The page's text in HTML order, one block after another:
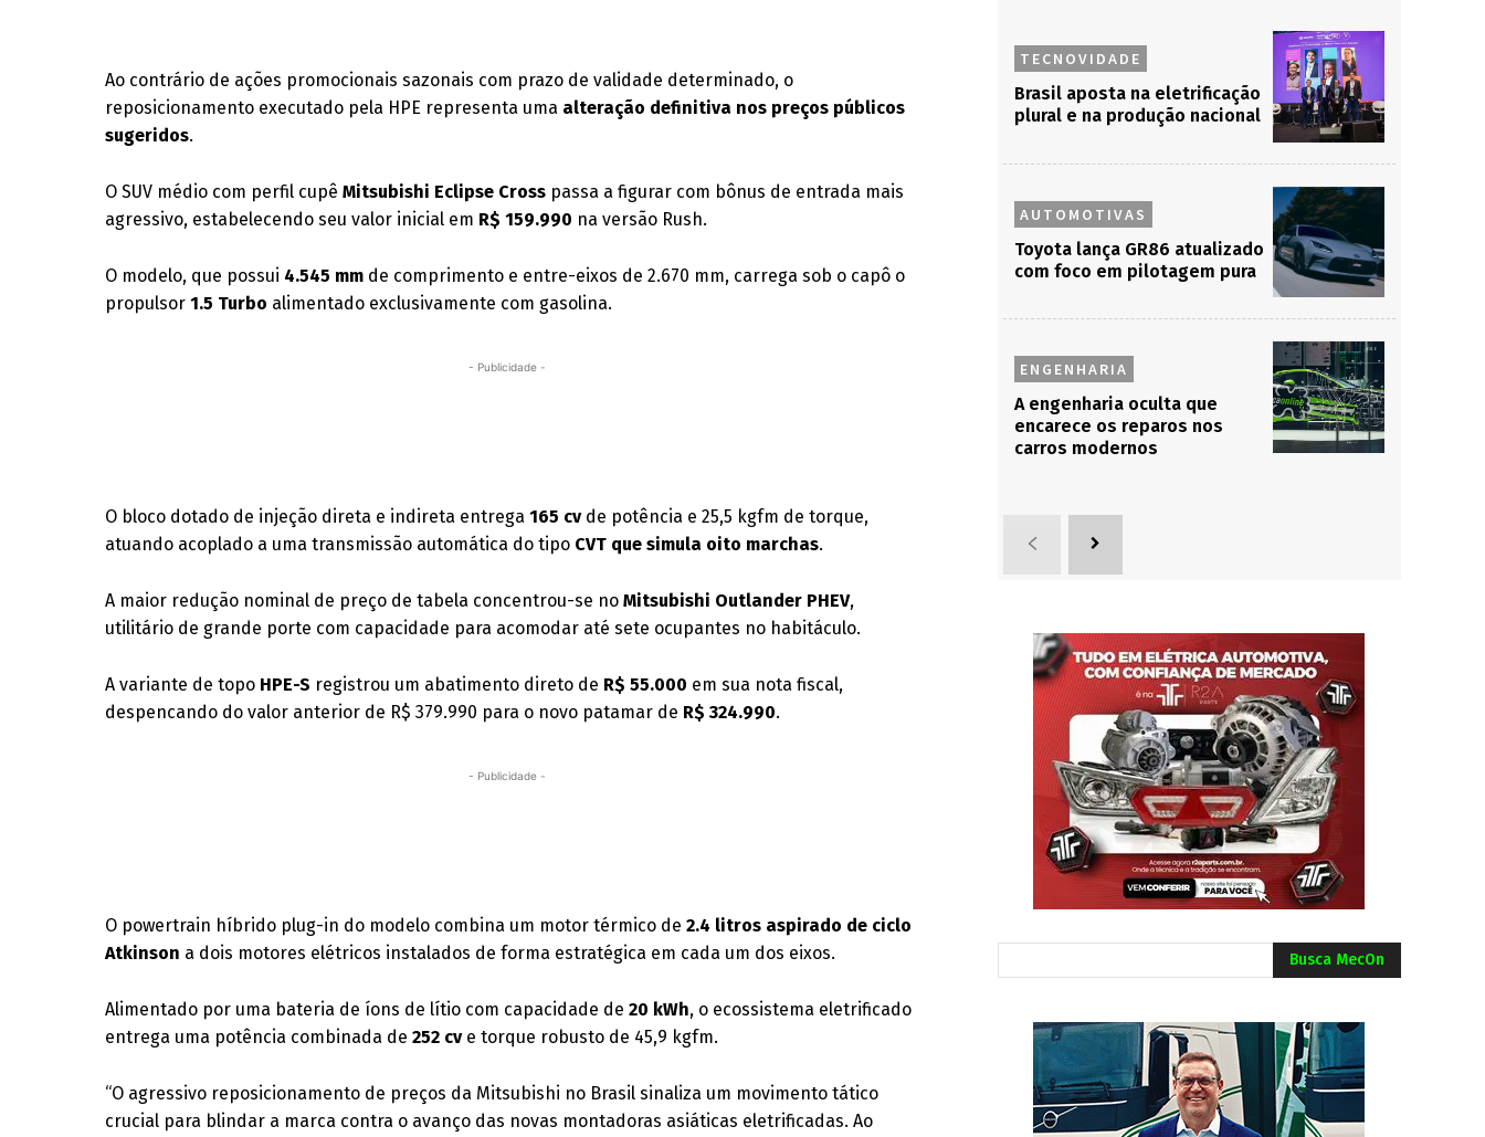
Ao contrário de ações promocionais sazonais com prazo de validade determinado, o
reposicionamento executado pela HPE representa uma alteração definitiva nos preços públicos
sugeridos.
O SUV médio com perfil cupêMitsubishi Eclipse Cross passa a figurar com bônus de entrada mais
agressivo, estabelecendo seu valor inicial em R$ 159.990 na versão Rush.
O modelo, que possui 4.545 mm de comprimento e entre-eixos de 2.670 mm, carrega sob o capô o
propulsor1.5 Turbo alimentado exclusivamente com gasolina.
- Publicidade -
O bloco dotado de injeção direta e indireta entrega165 cvde potência e 25,5 kgfm de torque,
atuando acoplado a uma transmissão automática do tipo CVT que simula oito marchas.
A maior redução nominal de preço de tabela concentrou-se noMitsubishi Outlander PHEV,
utilitário de grande porte com capacidade para acomodar até sete ocupantes no habitáculo.
A variante de topo HPE-S registrou um abatimento direto de R$ 55.000 em sua nota fiscal,
despencando do valor anterior de R$ 379.990 para o novo patamar de R$ 324.990.
- Publicidade -
O powertrain híbrido plug-in do modelo combina um motor térmico de2.4 litros aspirado de ciclo
Atkinson a dois motores elétricos instalados de forma estratégica em cada um dos eixos.
Alimentado por uma bateria de íons de lítio com capacidade de20 kWh, o ecossistema eletrificado
entrega uma potência combinada de252 cve torque robusto de 45,9 kgfm.
“O agressivo reposicionamento de preços da Mitsubishi no Brasil sinaliza um movimento tático
crucial para blindar a marca contra o avanço das novas montadoras asiáticas eletrificadas. Ao
TECNOVIDADE
Brasil aposta na eletrificação
plural e na produção nacional
AUTOMOTIVAS
Toyota lança GR86 atualizado
com foco em pilotagem pura
ENGENHARIA
A engenharia oculta que
encarece os reparos nos
carros modernos
Busca MecOn